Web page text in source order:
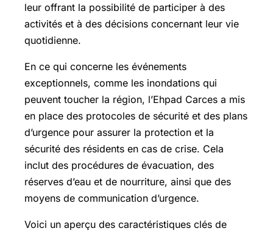
leur offrant la possibilité de participer à des
activités et à des décisions concernant leur vie
quotidienne.
En ce qui concerne les événements
exceptionnels, comme les inondations qui
peuvent toucher la région, l’Ehpad Carces a mis
en place des protocoles de sécurité et des plans
d’urgence pour assurer la protection et la
sécurité des résidents en cas de crise. Cela
inclut des procédures de évacuation, des
réserves d’eau et de nourriture, ainsi que des
moyens de communication d’urgence.
Voici un aperçu des caractéristiques clés de